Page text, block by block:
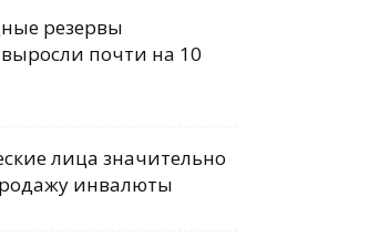
резервы
почти на 10
лица значительно
инвалюты